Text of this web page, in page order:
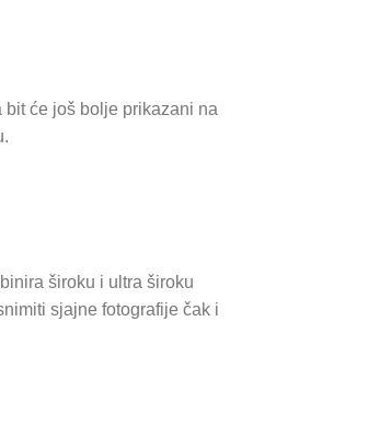
će još bolje prikazani na
široku i ultra široku
sjajne fotografije čak i